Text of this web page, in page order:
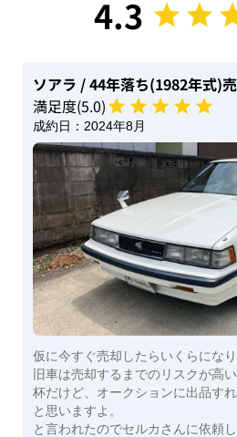
4.3
ソアラ / 44年落ち(1982年式)
満足度(5.0)
成約日： 2024年8月
仮に今すぐ売却したらいくらにな
旧車は売却するまでのリスクが高
杯だけど、オークションに出品す
と思いますよ。
と言われたのでセルカさんに依頼し